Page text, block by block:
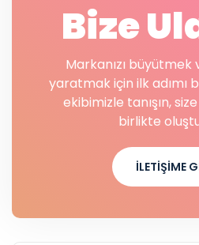
Bize
Markanızı
yaratmak için ilk adımı
ekibimizle tanışın,
birlikte
İLETIŞIME